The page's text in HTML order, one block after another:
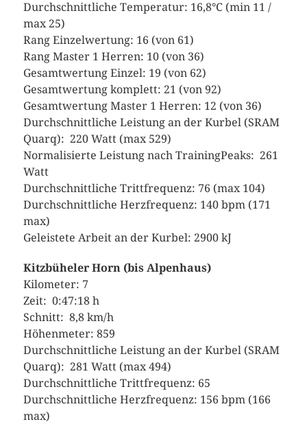
Durchschnittliche Temperatur: 16,8°C (min 11 /
max 25)
Rang Einzelwertung: 16 (von 61)
Rang Master 1 Herren: 10 (von 36)
Gesamtwertung Einzel: 19 (von 62)
Gesamtwertung komplett: 21 (von 92)
Gesamtwertung Master 1 Herren: 12 (von 36)
Durchschnittliche Leistung an der Kurbel (SRAM
Quarq): 220 Watt (max 529)
Normalisierte Leistung nach TrainingPeaks: 261
Watt
Durchschnittliche Trittfrequenz: 76 (max 104)
Durchschnittliche Herzfrequenz: 140 bpm (171
max)
Geleistete Arbeit an der Kurbel: 2900 kJ
Kitzbüheler Horn (bis Alpenhaus)
Kilometer: 7
Zeit: 0:47:18 h
Schnitt: 8,8 km/h
Höhenmeter: 859
Durchschnittliche Leistung an der Kurbel (SRAM
Quarq): 281 Watt (max 494)
Durchschnittliche Trittfrequenz: 65
Durchschnittliche Herzfrequenz: 156 bpm (166
max)